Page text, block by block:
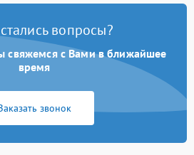
1500 ₽ Подробнее →
вопросы?
свяжемся с Вами в ближайшее
время
звонок